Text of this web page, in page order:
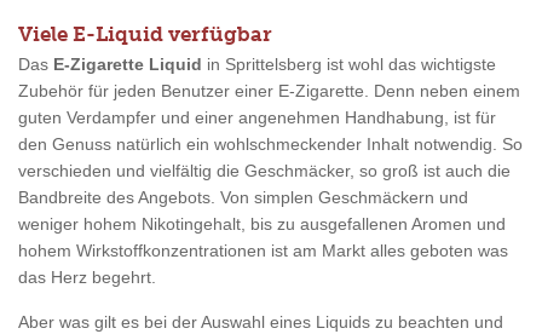
Viele E-Liquid verfügbar
Das E-Zigarette Liquid in Sprittelsberg ist wohl das wichtigste
Zubehör für jeden Benutzer einer E-Zigarette. Denn neben einem
guten Verdampfer und einer angenehmen Handhabung, ist für
den Genuss natürlich ein wohlschmeckender Inhalt notwendig. So
verschieden und vielfältig die Geschmäcker, so groß ist auch die
Bandbreite des Angebots. Von simplen Geschmäckern und
weniger hohem Nikotingehalt, bis zu ausgefallenen Aromen und
hohem Wirkstoffkonzentrationen ist am Markt alles geboten was
das Herz begehrt.
Aber was gilt es bei der Auswahl eines Liquids zu beachten und